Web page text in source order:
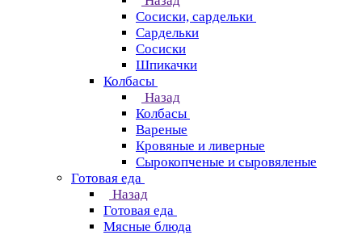
Сосиски, сардельки
Сардельки
Сосиски
Шпикачки
Колбасы
Назад
Колбасы
Вареные
Кровяные и ливерные
Сырокопченые и сыровяленые
Готовая еда
Назад
Готовая еда
Мясные блюда